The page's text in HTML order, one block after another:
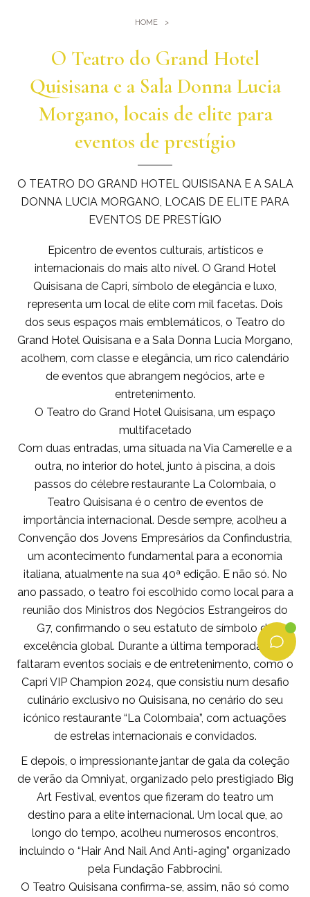
Sauna e banho turco
Eventos e reuniões
Reuniões no Quisisana
Casamentos em Quisisana
Galeria
Leaders Club
HOME
O Teatro do Grand Hotel
Quisisana e a Sala Donna Lucia
Morgano, locais de elite para
eventos de prestígio
O TEATRO DO GRAND HOTEL QUISISANA E A SALA
DONNA LUCIA MORGANO, LOCAIS DE ELITE PARA
EVENTOS DE PRESTÍGIO
Epicentro de eventos culturais, artísticos e
internacionais do mais alto nível. O Grand Hotel
Quisisana de Capri, símbolo de elegância e luxo,
representa um local de elite com mil facetas. Dois
dos seus espaços mais emblemáticos, o Teatro do
Grand Hotel Quisisana e a Sala Donna Lucia Morgano,
acolhem, com classe e elegância, um rico calendário
de eventos que abrangem negócios, arte e
entretenimento.
O Teatro do Grand Hotel Quisisana, um espaço
multifacetado
Com duas entradas, uma situada na Via Camerelle e a
outra, no interior do hotel, junto à piscina, a dois
passos do célebre restaurante La Colombaia, o
Teatro Quisisana é o centro de eventos de
importância internacional. Desde sempre, acolheu a
Convenção dos Jovens Empresários da Confindustria,
um acontecimento fundamental para a economia
italiana, atualmente na sua 40ª edição. E não só. No
ano passado, o teatro foi escolhido como local para a
reunião dos Ministros dos Negócios Estrangeiros do
G7, confirmando o seu estatuto de símbolo de
excelência global. Durante a última temporada, não
faltaram eventos sociais e de entretenimento, como o
Capri VIP Champion 2024, que consistiu num desafio
culinário exclusivo no Quisisana, no cenário do seu
icónico restaurante “La Colombaia”, com actuações
de estrelas internacionais e convidados.
E depois, o impressionante jantar de gala da coleção
de verão da Omniyat, organizado pelo prestigiado Big
Art Festival, eventos que fizeram do teatro um
destino para a elite internacional. Um local que, ao
longo do tempo, acolheu numerosos encontros,
incluindo o “Hair And Nail And Anti-aging” organizado
pela Fundação Fabbrocini.
O Teatro Quisisana confirma-se, assim, não só como